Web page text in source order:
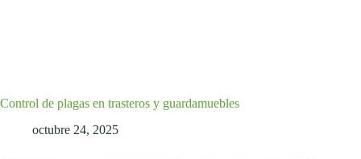
Control de plagas en trasteros y guardamuebles
octubre 24, 2025